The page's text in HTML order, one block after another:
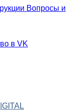
Вопросы и